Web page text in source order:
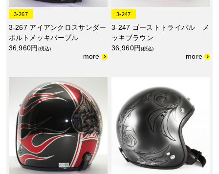
3-267
3-267 アイアンクロスサンダー
ボルトメッキパープル
36,960円 (税込)
3-247
3-247 ゴーストトライバル メ
ッキブラウン
36,960円(税込)